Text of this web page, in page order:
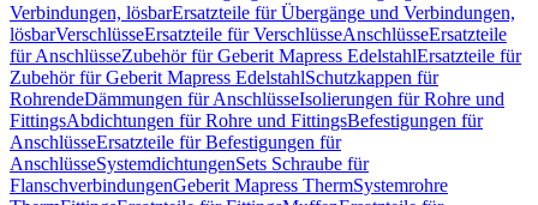
Verbindungen, lösbarErsatzteile für Übergänge und Verbindungen,
lösbarVerschlüsseErsatzteile für VerschlüsseAnschlüsseErsatzteile
für AnschlüsseZubehör für Geberit Mapress EdelstahlErsatzteile für
Zubehör für Geberit Mapress EdelstahlSchutzkappen für
RohrendeDämmungen für AnschlüsseIsolierungen für Rohre und
FittingsAbdichtungen für Rohre und FittingsBefestigungen für
AnschlüsseErsatzteile für Befestigungen für
AnschlüsseSystemdichtungenSets Schraube für
FlanschverbindungenGeberit Mapress ThermSystemrohre